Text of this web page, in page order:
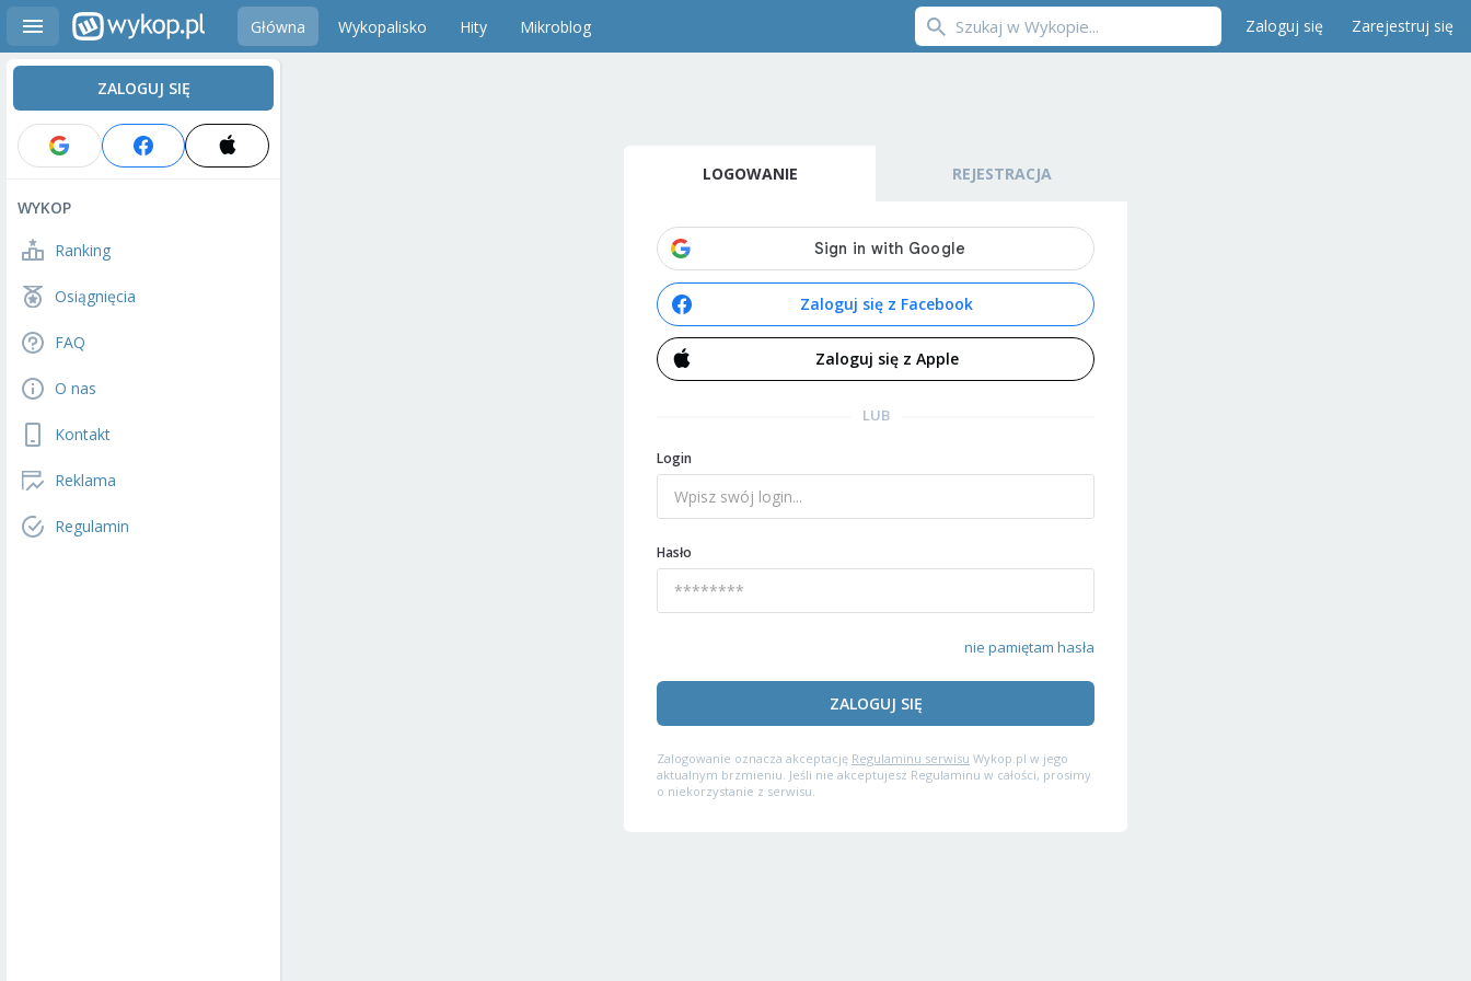
Główna Wykopalisko Hity Mikroblog Zaloguj się Zarejestruj się
ZALOGUJ SIĘ
WYKOP
Ranking
Osiągnięcia
FAQ
O nas
Kontakt
Reklama
Regulamin
LOGOWANIE REJESTRACJA
Zaloguj się z Facebook
Zaloguj się z Apple
LUB
Login
Hasło
nie pamiętam hasła
ZALOGUJ SIĘ
Zalogowanie oznacza akceptację Regulaminu serwisu Wykop.pl w jego
aktualnym brzmieniu. Jeśli nie akceptujesz Regulaminu w całości, prosimy
o niekorzystanie z serwisu.